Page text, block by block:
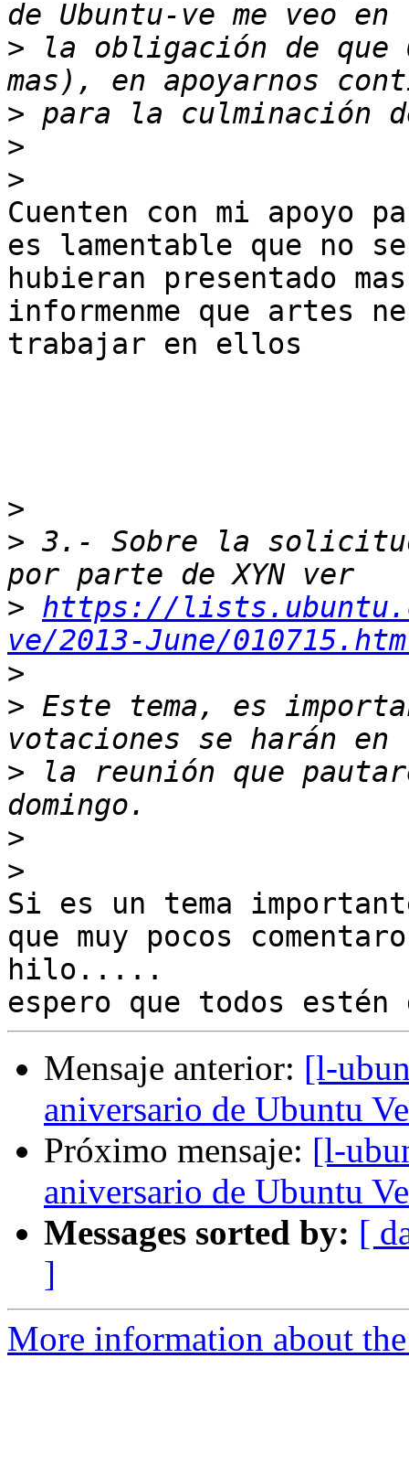
> la obligación de que
>
>
>
Cuenten con mi
es lamentable que no se
hubieran presentado
informenme que artes
trabajar en ellos
>
> 3.- Sobre la
> https://
ve/2013-June/
>
> Este tema, es
> la reunión que
>
>
Si es un tema
que muy pocos
hilo.....
Mensaje anterior: [l-
aniversario de Ubuntu
Próximo mensaje: [l-
aniversario de Ubuntu
Messages sorted by: [
]
More information about